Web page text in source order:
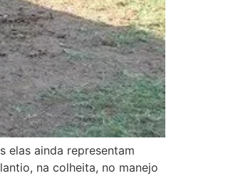
elas ainda representam
na colheita, no manejo